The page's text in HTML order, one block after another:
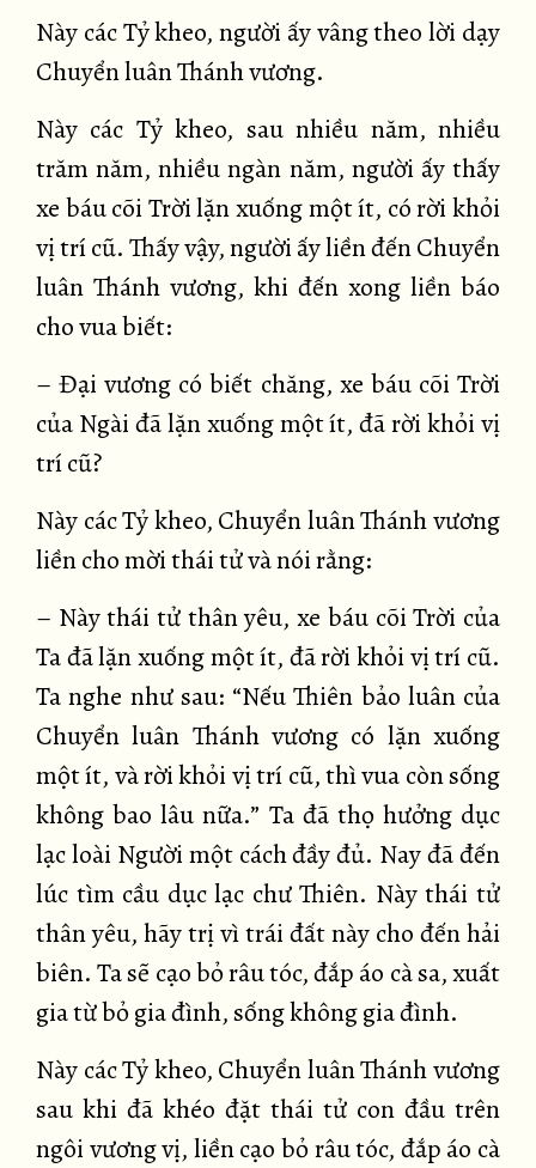
Này các Tỷ kheo, người ấy vâng theo lời dạy
Chuyển luân Thánh vương.
Này các Tỷ kheo, sau nhiều năm, nhiều
trăm năm, nhiều ngàn năm, người ấy thấy
xe báu cõi Trời lặn xuống một ít, có rời khỏi
vị trí cũ. Thấy vậy, người ấy liền đến Chuyển
luân Thánh vương, khi đến xong liền báo
cho vua biết:
– Đại vương có biết chăng, xe báu cõi Trời
của Ngài đã lặn xuống một ít, đã rời khỏi vị
trí cũ?
Này các Tỷ kheo, Chuyển luân Thánh vương
liền cho mời thái tử và nói rằng:
– Này thái tử thân yêu, xe báu cõi Trời của
Ta đã lặn xuống một ít, đã rời khỏi vị trí cũ.
Ta nghe như sau: “Nếu Thiên bảo luân của
Chuyển luân Thánh vương có lặn xuống
một ít, và rời khỏi vị trí cũ, thì vua còn sống
không bao lâu nữa.” Ta đã thọ hưởng dục
lạc loài Người một cách đầy đủ. Nay đã đến
lúc tìm cầu dục lạc chư Thiên. Này thái tử
thân yêu, hãy trị vì trái đất này cho đến hải
biên. Ta sẽ cạo bỏ râu tóc, đắp áo cà sa, xuất
gia từ bỏ gia đình, sống không gia đình.
Này các Tỷ kheo, Chuyển luân Thánh vương
sau khi đã khéo đặt thái tử con đầu trên
ngôi vương vị, liền cạo bỏ râu tóc, đắp áo cà